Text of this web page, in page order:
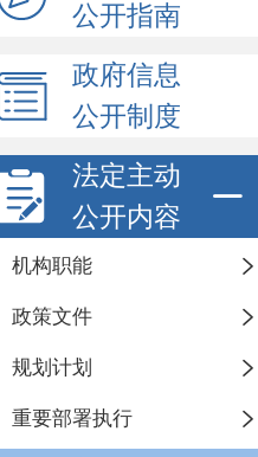
公开指南
政府信息
公开制度
法定主动
公开内容
机构职能
政策文件
规划计划
重要部署执行